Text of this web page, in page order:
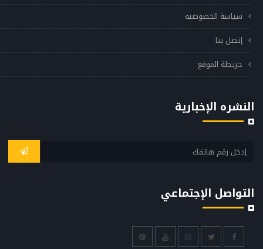
سياسة الخصوصيه
إتصل بنا
خريطة الموقع
النشره الإخبارية
التواصل الإجتماعي